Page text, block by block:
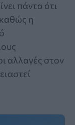
πάντα ότι
η
αλλαγές στον